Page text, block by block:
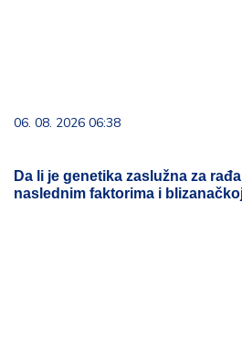
06. 08. 2026 06:38
Da li je genetika zaslužna za
naslednim faktorima i